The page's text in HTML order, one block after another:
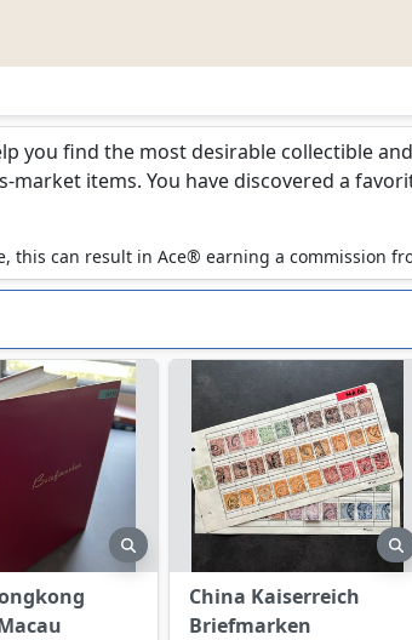
you find the most desirable collectible
items. You have discovered a
can result in Ace® earning a commission
preview
China Kaiserreich
Briefmarken